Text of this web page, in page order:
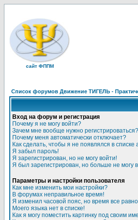
сайт ФППМ
Список форумов Движение ТИГЕЛЬ -
Вход на форум и регистрация
Почему я не могу войти?
Зачем мне вообще нужно регистрироваться?
Почему меня автоматически отключает?
Как сделать, чтобы я не появлялся в
Я забыл пароль!
Я зарегистрирован, но не могу войти!
Я был зарегистрирован, но больше не могу
Параметры и настройки пользователя
Как мне изменить мои настройки?
В форумах неправильное время!
Я изменил часовой пояс, но время все
Моего языка нет в списке!
Как я могу поместить картинку под своим